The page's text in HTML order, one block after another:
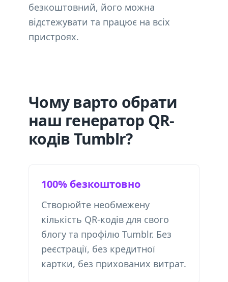
безкоштовний, його можна
відстежувати та працює на всіх
пристроях.
Чому варто обрати
наш генератор QR-
кодів Tumblr?
100% безкоштовно
Створюйте необмежену
кількість QR-кодів для свого
блогу та профілю Tumblr. Без
реєстрації, без кредитної
картки, без прихованих витрат.